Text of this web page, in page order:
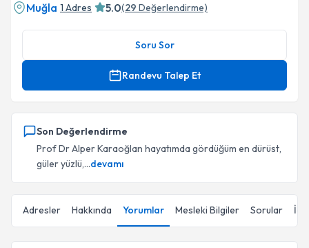
Muğla 1 Adres 5.0(29 Değerlendirme)
Soru Sor
Randevu Talep Et
Son Değerlendirme
Prof Dr Alper Karaoğlan hayatımda gördüğüm en dürüst,
güler yüzlü,...devamı
Adresler Hakkında Yorumlar Mesleki Bilgiler Sorular